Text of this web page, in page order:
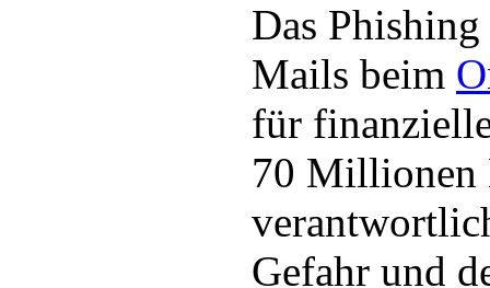
Das
Mails beim
für
70 Millionen
Gefahr und